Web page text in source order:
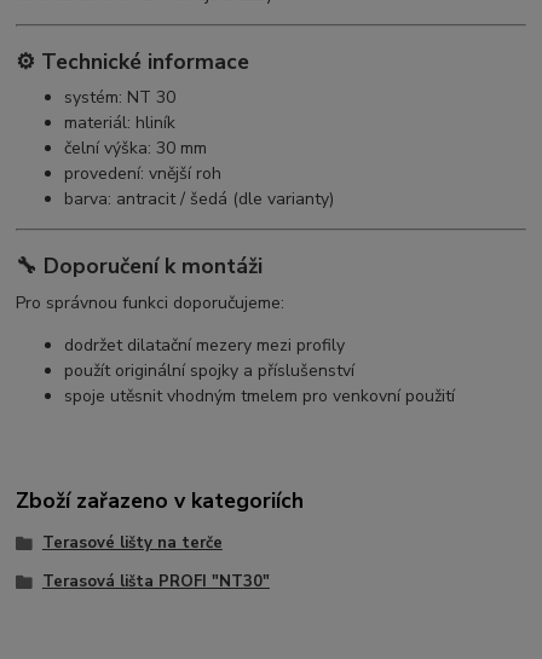
⚙️ Technické informace
systém: NT 30
materiál: hliník
čelní výška: 30 mm
provedení: vnější roh
barva: antracit / šedá (dle varianty)
🔧 Doporučení k montáži
Pro správnou funkci doporučujeme:
dodržet dilatační mezery mezi profily
použít originální spojky a příslušenství
spoje utěsnit vhodným tmelem pro venkovní použití
Zboží zařazeno v kategoriích
Terasové lišty na terče
Terasová lišta PROFI "NT30"